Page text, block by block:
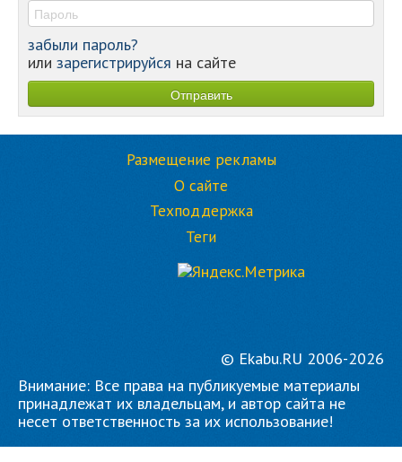
забыли пароль?
или зарегистрируйся на сайте
Размещение рекламы
О сайте
Техподдержка
Теги
© Ekabu.RU 2006-2026
Внимание: Все права на публикуемые материалы
принадлежат их владельцам, и автор сайта не
несет ответственность за их использование!